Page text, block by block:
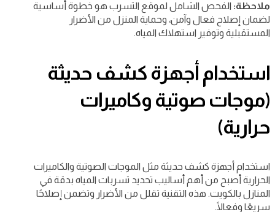
ملاحظة: الفحص الشامل لموقع التسرب هو خطوة أساسية
لضمان إصلاح فعال وآمن، وحماية المنزل من الأضرار
المستقبلية وتوفير استهلاك المياه.
استخدام أجهزة كشف حديثة
(موجات صوتية وكاميرات
حرارية)
استخدام أجهزة كشف حديثة مثل الموجات الصوتية والكاميرات
الحرارية أصبح من أهم أساليب تحديد تسربات المياه بدقة في
المنازل بالكويت. هذه التقنية تقلل من الأضرار وتضمن إصلاحًا
سريعًا وفعالًا.